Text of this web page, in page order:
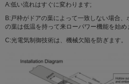
A:低い流れはすぐに変わります;
B:戸枠がドアの葉によって一致しない場合
の葉は低温を持って来ローパワー機能を始め
C:光電気制御技術は、機械欠陥を防ぎます。